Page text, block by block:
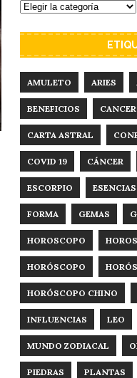
AMULETO ARIES
BENEFICIOS CANCER
CARTA ASTRAL
COVID 19 CÁNCER
ESCORPIO ESENCIAS
FORMA GEMAS
HOROSCOPO
HORÓSCOPO
HORÓSCOPO CHINO
INFLUENCIAS LEO
MUNDO ZODIACAL
PIEDRAS PLANTAS